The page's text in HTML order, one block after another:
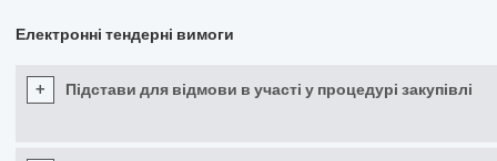
Електронні тендерні вимоги
+ Підстави для відмови в участі у процедурі закупівлі